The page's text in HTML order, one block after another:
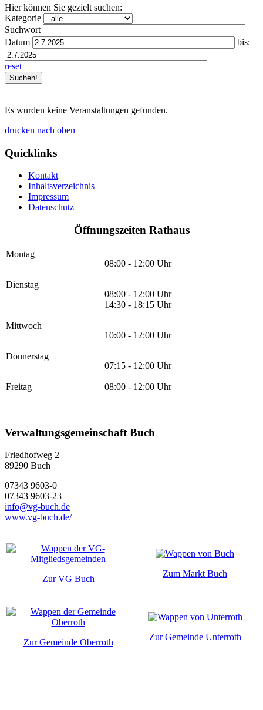
Hier können Sie gezielt suchen:
Kategorie
Suchwort
Datum
bis:
reset
Es wurden keine Veranstaltungen gefunden.
drucken nach oben
Quicklinks
Kontakt
Inhaltsverzeichnis
Impressum
Datenschutz
Öffnungszeiten Rathaus
Montag
08:00 - 12:00 Uhr
Dienstag
08:00 - 12:00 Uhr
14:30 - 18:15 Uhr
Mittwoch
10:00 - 12:00 Uhr
Donnerstag
07:15 - 12:00 Uhr
Freitag 08:00 - 12:00 Uhr
Verwaltungsgemeinschaft Buch
Friedhofweg 2
89290 Buch
07343 9603-0
07343 9603-23
info@vg-buch.de
www.vg-buch.de/
Zur VG Buch
Zum Markt Buch
Zur Gemeinde Oberroth
Zur Gemeinde Unterroth